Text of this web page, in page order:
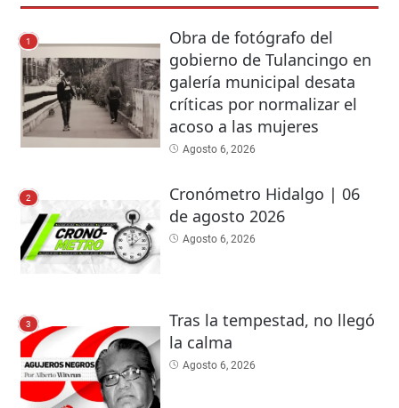
1
Obra de fotógrafo del
gobierno de Tulancingo en
galería municipal desata
críticas por normalizar el
acoso a las mujeres
Agosto 6, 2026
2
Cronómetro Hidalgo | 06
de agosto 2026
Agosto 6, 2026
3
Tras la tempestad, no llegó
la calma
Agosto 6, 2026